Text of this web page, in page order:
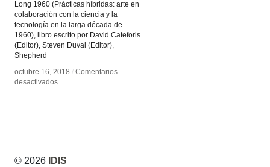
Long 1960 (Prácticas híbridas: arte en
colaboración con la ciencia y la
tecnología en la larga década de
1960), libro escrito por David Cateforis
(Editor), Steven Duval (Editor),
Shepherd
octubre 16, 2018 / Comentarios
desactivadosen
octubre 16, 2018 / Comentarios
desactivadosen
© 2026 IDIS